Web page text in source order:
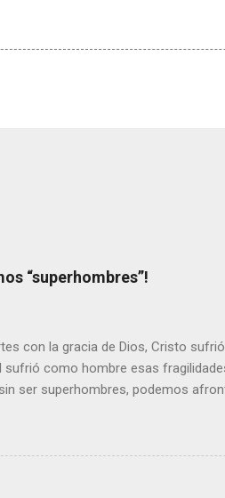
“superhombres”!
con la gracia de Dios, Cristo
sufrió como hombre esas
ser superhombres, podemos
y protegidos por
al menos mis ramas y hojas den
- ¿Superas tu fragilidad con la gracia